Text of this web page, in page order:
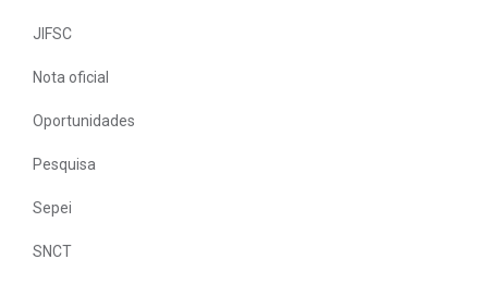
JIFSC
Nota oficial
Oportunidades
Pesquisa
Sepei
SNCT